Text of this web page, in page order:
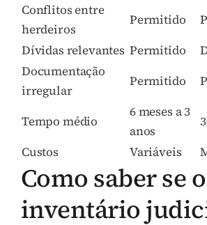
Conflitos entre
herdeiros
Permitido
Dívidas relevantes Permitido
Documentação
irregular
Permitido
Tempo médio
6 meses a 3
anos
Custos
Variáveis
Como saber se o
inventário